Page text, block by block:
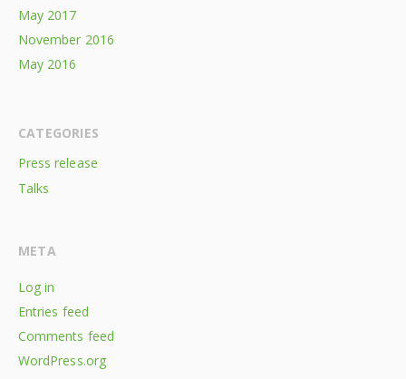
May 2017
November 2016
May 2016
CATEGORIES
Press release
Talks
META
Log in
Entries feed
Comments feed
WordPress.org